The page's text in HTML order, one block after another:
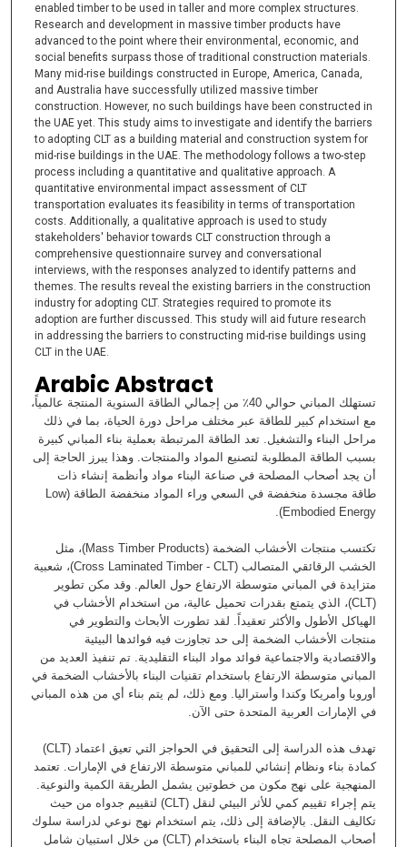
enabled timber to be used in taller and more complex structures.
Research and development in massive timber products have
advanced to the point where their environmental, economic, and
social benefits surpass those of traditional construction materials.
Many mid-rise buildings constructed in Europe, America, Canada,
and Australia have successfully utilized massive timber
construction. However, no such buildings have been constructed in
the UAE yet. This study aims to investigate and identify the barriers
to adopting CLT as a building material and construction system for
mid-rise buildings in the UAE. The methodology follows a two-step
process including a quantitative and qualitative approach. A
quantitative environmental impact assessment of CLT
transportation evaluates its feasibility in terms of transportation
costs. Additionally, a qualitative approach is used to study
stakeholders' behavior towards CLT construction through a
comprehensive questionnaire survey and conversational
interviews, with the responses analyzed to identify patterns and
themes. The results reveal the existing barriers in the construction
industry for adopting CLT. Strategies required to promote its
adoption are further discussed. This study will aid future research
in addressing the barriers to constructing mid-rise buildings using
CLT in the UAE.
Arabic Abstract
تستهلك المباني حوالي 40٪ من إجمالي الطاقة السنوية المنتجة عالمياً،
مع استخدام كبير للطاقة عبر مختلف مراحل دورة الحياة، بما في ذلك
مراحل البناء والتشغيل. تعد الطاقة المرتبطة بعملية بناء المباني كبيرة
بسبب الطاقة المطلوبة لتصنيع المواد والمنتجات. وهذا يبرز الحاجة إلى
أن يجد أصحاب المصلحة في صناعة البناء مواد وأنظمة إنشاء ذات
طاقة مجسدة منخفضة في السعي وراء المواد منخفضة الطاقة (Low
Embodied Energy).
تكتسب منتجات الأخشاب الضخمة (Mass Timber Products)، مثل
الخشب الرقائقي المتصالب (Cross Laminated Timber - CLT)، شعبية
متزايدة في المباني متوسطة الارتفاع حول العالم. وقد مكن تطوير
(CLT)، الذي يتمتع بقدرات تحميل عالية، من استخدام الأخشاب في
الهياكل الأطول والأكثر تعقيداً. لقد تطورت الأبحاث والتطوير في
منتجات الأخشاب الضخمة إلى حد تجاوزت فيه فوائدها البيئية
والاقتصادية والاجتماعية فوائد مواد البناء التقليدية. تم تنفيذ العديد من
المباني متوسطة الارتفاع باستخدام تقنيات البناء بالأخشاب الضخمة في
أوروبا وأمريكا وكندا وأستراليا. ومع ذلك، لم يتم بناء أي من هذه المباني
في الإمارات العربية المتحدة حتى الآن.
تهدف هذه الدراسة إلى التحقيق في الحواجز التي تعيق اعتماد (CLT)
كمادة بناء ونظام إنشائي للمباني متوسطة الارتفاع في الإمارات. تعتمد
المنهجية على نهج مكون من خطوتين يشمل الطريقة الكمية والنوعية.
يتم إجراء تقييم كمي للأثر البيئي لنقل (CLT) لتقييم جدواه من حيث
تكاليف النقل. بالإضافة إلى ذلك، يتم استخدام نهج نوعي لدراسة سلوك
أصحاب المصلحة تجاه البناء باستخدام (CLT) من خلال استبيان شامل